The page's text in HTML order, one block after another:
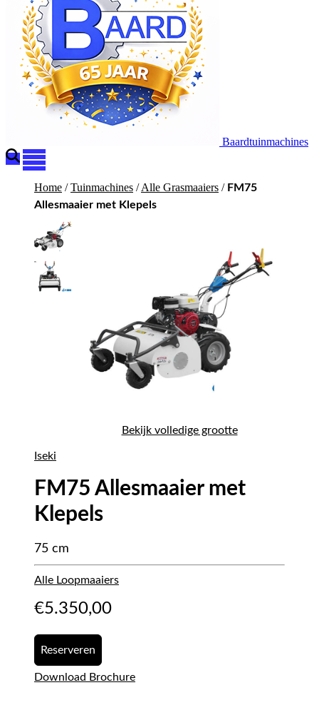
Baardtuinmachines
Home /Tuinmachines /Alle Grasmaaiers / FM75
Allesmaaier met Klepels
Bekijk volledige grootte
Iseki
FM75 Allesmaaier met
Klepels
75 cm
Alle Loopmaaiers
€5.350,00
Reserveren
Download Brochure